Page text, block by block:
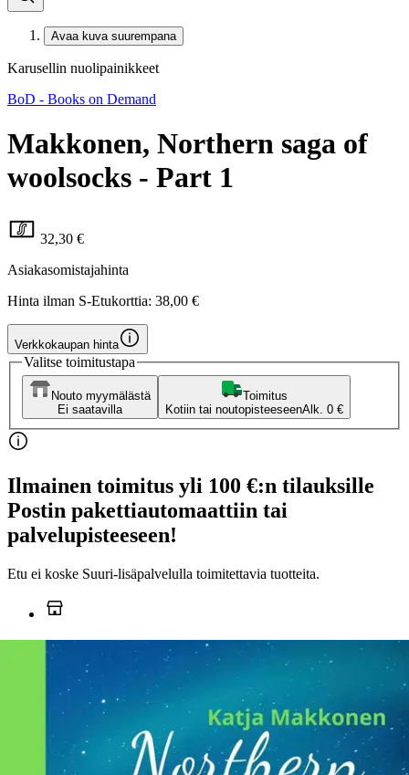
Avaa kuva suurempana
Karusellin nuolipainikkeet
BoD - Books on Demand
Makkonen, Northern saga of
woolsocks - Part 1
32,30 €
Asiakasomistajahinta
Hinta ilman S-Etukorttia: 38,00 €
Verkkokaupan hinta
Valitse toimitustapa
Nouto myymälästä
Ei saatavilla
Toimitus
Kotiin tai noutopisteeseenAlk. 0 €
Ilmainen toimitus yli 100 €:n tilauksille
Postin pakettiautomaattiin tai
palvelupisteeseen!
Etu ei koske Suuri‑lisäpalvelulla toimitettavia tuotteita.
Tarkista myymäläsaatavuus
Ei saatavilla